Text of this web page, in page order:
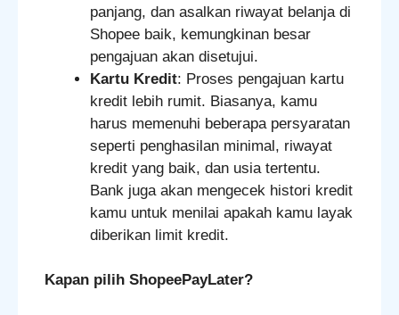
panjang, dan asalkan riwayat belanja di
Shopee baik, kemungkinan besar
pengajuan akan disetujui.
Kartu Kredit: Proses pengajuan kartu
kredit lebih rumit. Biasanya, kamu
harus memenuhi beberapa persyaratan
seperti penghasilan minimal, riwayat
kredit yang baik, dan usia tertentu.
Bank juga akan mengecek histori kredit
kamu untuk menilai apakah kamu layak
diberikan limit kredit.
Kapan pilih ShopeePayLater?